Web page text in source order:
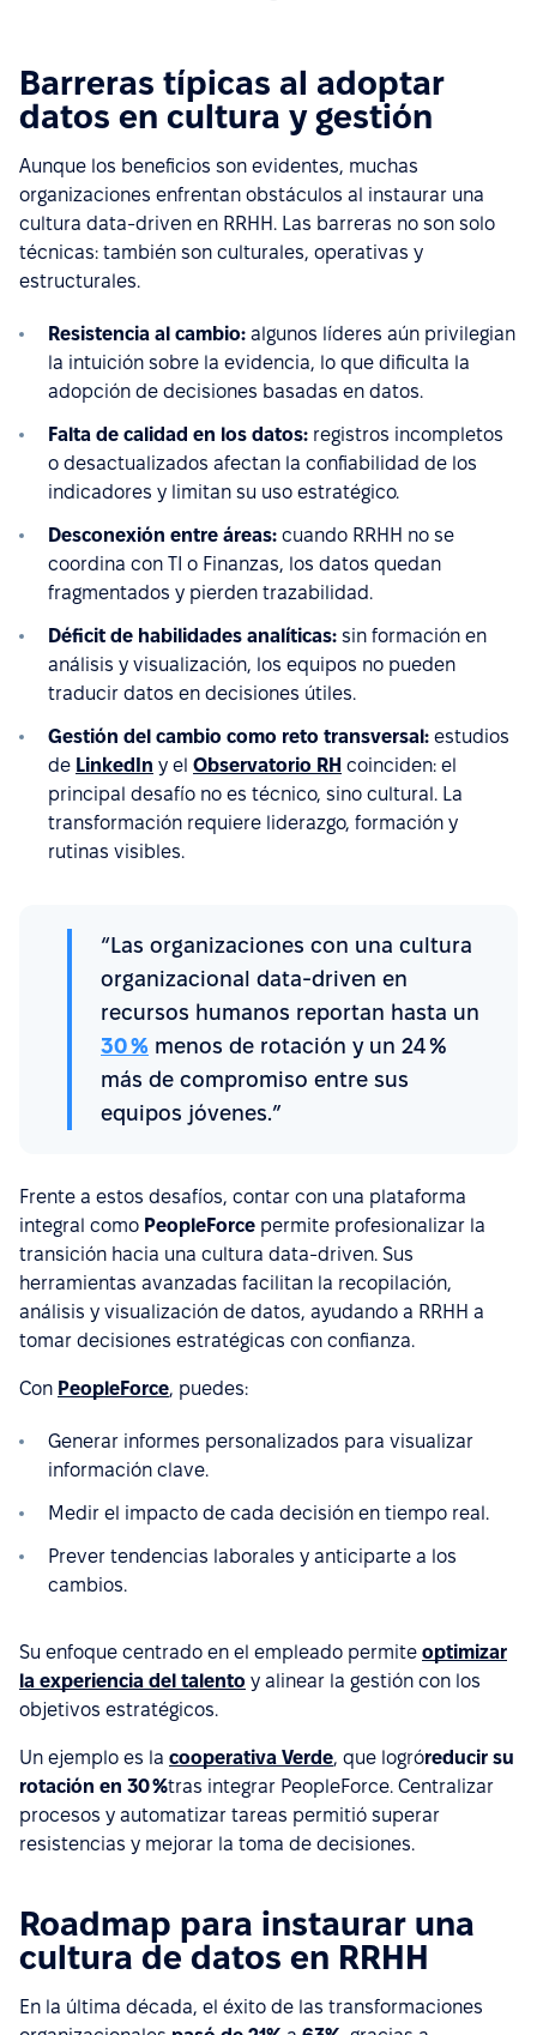
Barreras típicas al adoptar
datos en cultura y gestión
Aunque los beneficios son evidentes, muchas
organizaciones enfrentan obstáculos al instaurar una
cultura data-driven en RRHH. Las barreras no son solo
técnicas: también son culturales, operativas y
estructurales.
Resistencia al cambio: algunos líderes aún privilegian
la intuición sobre la evidencia, lo que dificulta la
adopción de decisiones basadas en datos.
Falta de calidad en los datos: registros incompletos
o desactualizados afectan la confiabilidad de los
indicadores y limitan su uso estratégico.
Desconexión entre áreas: cuando RRHH no se
coordina con TI o Finanzas, los datos quedan
fragmentados y pierden trazabilidad.
Déficit de habilidades analíticas: sin formación en
análisis y visualización, los equipos no pueden
traducir datos en decisiones útiles.
Gestión del cambio como reto transversal: estudios
de LinkedIn y el Observatorio RH coinciden: el
principal desafío no es técnico, sino cultural. La
transformación requiere liderazgo, formación y
rutinas visibles.
“Las organizaciones con una cultura
organizacional data-driven en
recursos humanos reportan hasta un
30 % menos de rotación y un 24 %
más de compromiso entre sus
equipos jóvenes.”
Frente a estos desafíos, contar con una plataforma
integral como PeopleForce permite profesionalizar la
transición hacia una cultura data-driven. Sus
herramientas avanzadas facilitan la recopilación,
análisis y visualización de datos, ayudando a RRHH a
tomar decisiones estratégicas con confianza.
Con PeopleForce, puedes:
Generar informes personalizados para visualizar
información clave.
Medir el impacto de cada decisión en tiempo real.
Prever tendencias laborales y anticiparte a los
cambios.
Su enfoque centrado en el empleado permite optimizar
la experiencia del talento y alinear la gestión con los
objetivos estratégicos.
Un ejemplo es la cooperativa Verde, que logróreducir su
rotación en 30 %tras integrar PeopleForce. Centralizar
procesos y automatizar tareas permitió superar
resistencias y mejorar la toma de decisiones.
Roadmap para instaurar una
cultura de datos en RRHH
En la última década, el éxito de las transformaciones